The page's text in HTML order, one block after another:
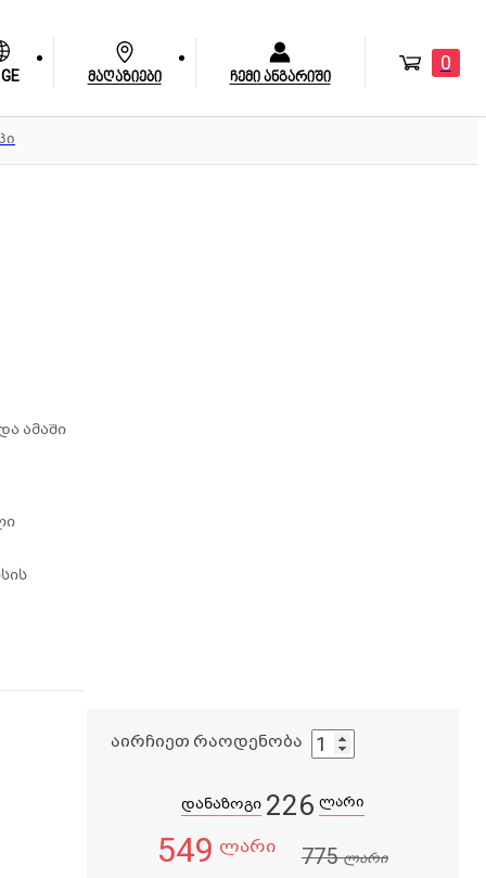
GE მაღაზიები ჩემი ანგარიში
0
ამაში
აირჩიეთ რაოდენობა
დანაზოგი 226 ლარი
549 ლარი 775ლარი